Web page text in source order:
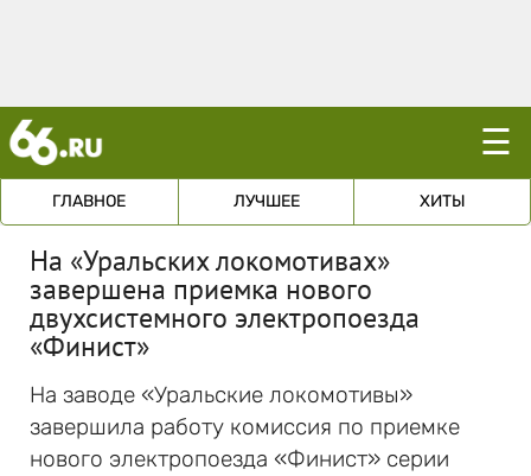
☰
ГЛАВНОЕ ЛУЧШЕЕ ХИТЫ
На «Уральских локомотивах»
завершена приемка нового
двухсистемного электропоезда
«Финист»
На заводе «Уральские локомотивы»
завершила работу комиссия по приемке
нового электропоезда «Финист» серии